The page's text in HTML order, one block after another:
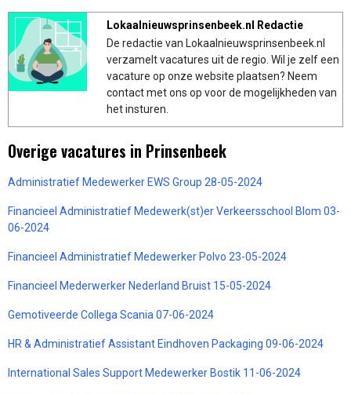
Lokaalnieuwsprinsenbeek.nl Redactie
De redactie van Lokaalnieuwsprinsenbeek.nl
verzamelt vacatures uit de regio. Wil je zelf een
vacature op onze website plaatsen? Neem
contact met ons op voor de mogelijkheden van
het insturen.
Overige vacatures in Prinsenbeek
Administratief Medewerker EWS Group 28-05-2024
Financieel Administratief Medewerk(st)er Verkeersschool Blom 03-
06-2024
Financieel Administratief Medewerker Polvo 23-05-2024
Financieel Mederwerker Nederland Bruist 15-05-2024
Gemotiveerde Collega Scania 07-06-2024
HR & Administratief Assistant Eindhoven Packaging 09-06-2024
International Sales Support Medewerker Bostik 11-06-2024